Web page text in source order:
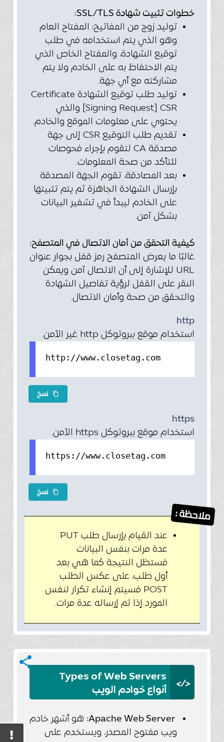
خطوات تثبيت شهادة SSL/TLS:
توليد زوج من المفاتيح: المفتاح العام
وهو الذي يتم استخدامه في طلب
توقيع الشهادة، والمفتاح الخاص الذي
يتم الاحتفاظ به على الخادم ولا يتم
مشاركته مع أي جهة.
توليد طلب توقيع الشهادة Certificate
Signing Request] CSR] والذي
يحتوي على معلومات الموقع والخادم.
تقديم طلب التوقيع CSR إلى جهة
مصدقة CA لتقوم بإجراء فحوصات
للتأكد من صحة المعلومات.
بعد المصادقة، تقوم الجهة المصدقة
بإرسال الشهادة الجاهزة ثم يتم تثبيتها
على الخادم ليبدأ في تشفير البيانات
بشكل آمن.
كيفية التحقق من أمان الاتصال في المتصفح:
غالبًا ما يعرض المتصفح رمز قفل بجوار عنوان
URL للإشارة إلى أن الاتصال آمن ويمكن
النقر على القفل لرؤية تفاصيل الشهادة
والتحقق من صحة وأمان الاتصال.
http
استخدام موقع ببروتوكل http غير الآمن.
http://www.closetag.com
نسخ content_copy
https
استخدام موقع ببروتوكل https الآمن.
https://www.closetag.com
نسخ content_copy
ملاحظة :
عند القيام بإرسال
طلب PUT
عدة مرات بنفس البيانات
فستظل النتيجة كما هي بعد
أول طلب، على عكس الطلب
POST فسيتم إنشاء تكرار لنفس
المورد إذا تم إرساله عدة مرات.
share
</>
Types of Web Servers
أنواع خوادم الويب
هو أشهر خادم
ويب مفتوح المصدر، ويستخدم على